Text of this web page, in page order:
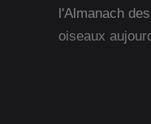
l'Almanach
oiseaux